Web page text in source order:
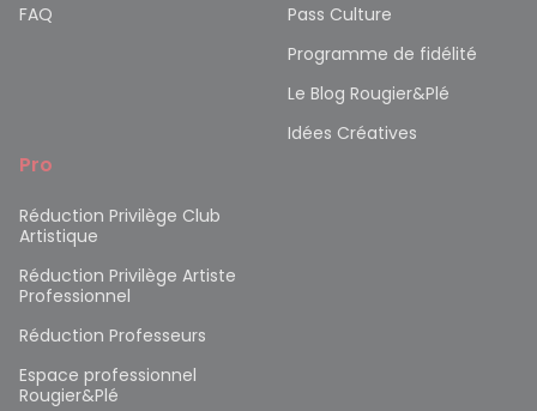
FAQ
Pass Culture
Programme de fidélité
Le Blog Rougier&Plé
Idées Créatives
Pro
Réduction Privilège Club
Artistique
Réduction Privilège Artiste
Professionnel
Réduction Professeurs
Espace professionnel
Rougier&Plé